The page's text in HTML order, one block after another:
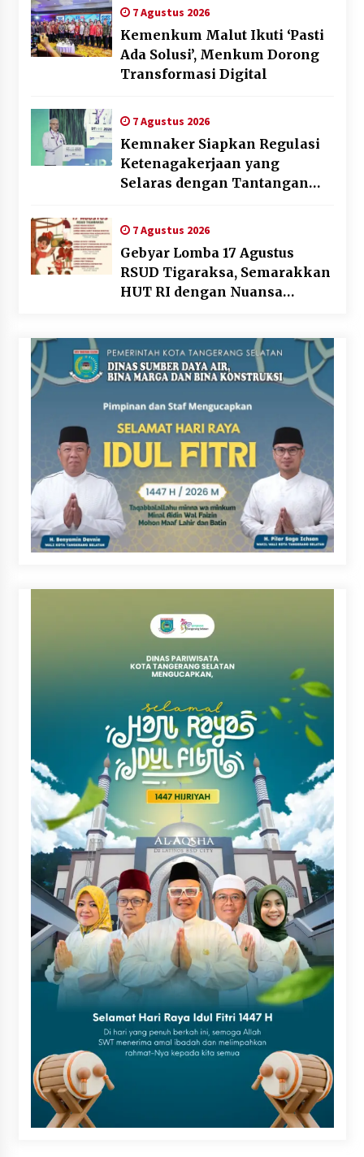
7 Agustus 2026
Kemenkum Malut Ikuti ‘Pasti
Ada Solusi’, Menkum Dorong
Transformasi Digital
7 Agustus 2026
Kemnaker Siapkan Regulasi
Ketenagakerjaan yang
Selaras dengan Tantangan
7 Agustus 2026
Gebyar Lomba 17 Agustus
RSUD Tigaraksa, Semarakkan
HUT RI dengan Nuansa